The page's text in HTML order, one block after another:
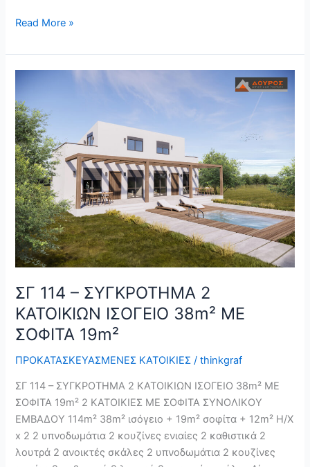
Read More »
ΣΓ 114 – ΣΥΓΚΡΟΤΗΜΑ 2
ΚΑΤΟΙΚΙΩΝ ΙΣΟΓΕΙΟ 38m² ΜΕ
ΣΟΦΙΤΑ 19m²
ΠΡΟΚΑΤΑΣΚΕΥΑΣΜΕΝΕΣ ΚΑΤΟΙΚΙΕΣ /thinkgraf
ΣΓ 114 – ΣΥΓΚΡΟΤΗΜΑ 2 ΚΑΤΟΙΚΙΩΝ ΙΣΟΓΕΙΟ 38m² ΜΕ
ΣΟΦΙΤΑ 19m² 2 ΚΑΤΟΙΚΙΕΣ ΜΕ ΣΟΦΙΤΑ ΣΥΝΟΛΙΚΟΥ
ΕΜΒΑΔΟΥ 114m² 38m² ισόγειο + 19m² σοφίτα + 12m² Η/Χ
x 2 2 υπνοδωμάτια 2 κουζίνες ενιαίες 2 καθιστικά 2
λουτρά 2 ανοικτές σκάλες 2 υπνοδωμάτια 2 κουζίνες
–
ΣΥΓΚΡΟΤΗΜΑ
2
ΚΑΤΟΙΚΙΩΝ
ΙΣΟΓΕΙΟ
38m²
ΜΕ
ΣΟΦΙΤΑ
19m²